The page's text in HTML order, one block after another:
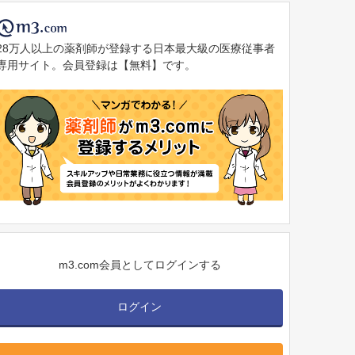
万人以上の薬剤師が登録する日本最大級の医療従事者
用サイト。会員登録は【無料】です。
m3.com会員としてログインする
ログイン